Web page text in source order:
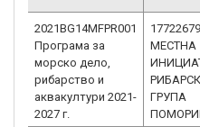
2021BG14MFPR001
Програма за
морско дело,
рибарство и
аквакултури 2021-
2027 г.
МЕСТНА
ГРУПА